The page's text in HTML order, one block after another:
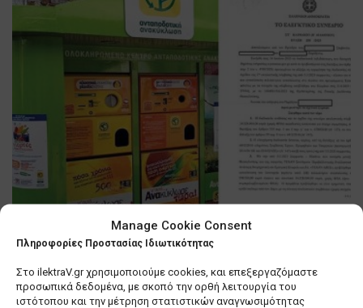
Manage Cookie Consent
Πληροφορίες Προστασίας Ιδιωτικότητας
Στο ilektraV.gr χρησιμοποιούμε cookies, και επεξεργαζόμαστε
προσωπικά δεδομένα, με σκοπό την ορθή λειτουργία του
ιστότοπου και την μέτρηση στατιστικών αναγνωσιμότητας
Θεσσαλονίκη: Βιασύνη του
δημάρχου, Κ. Ζέρβα να τακτοποιήσει
… τα «σπιτάκια ανακύκλωσης»
0 SHARES